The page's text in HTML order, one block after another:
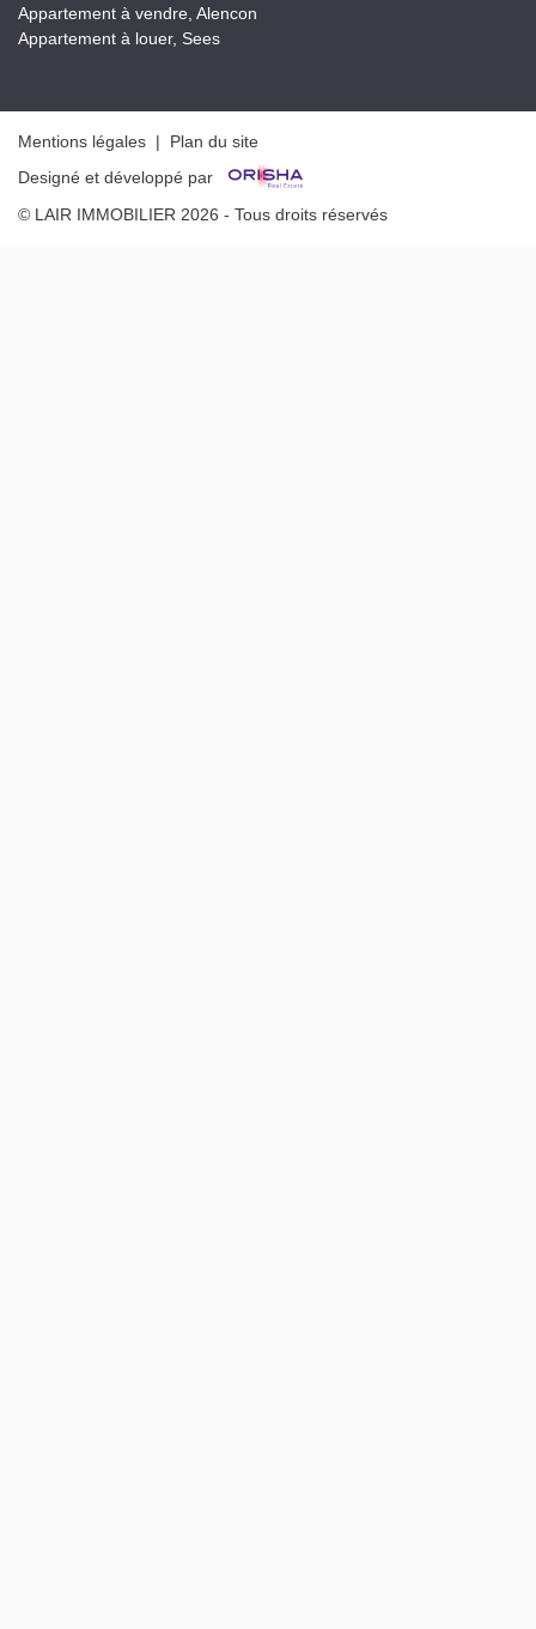
Appartement à vendre, Alencon
Appartement à louer, Sees
Mentions légales | Plan du site
Designé et développé par
© LAIR IMMOBILIER 2026 - Tous droits réservés